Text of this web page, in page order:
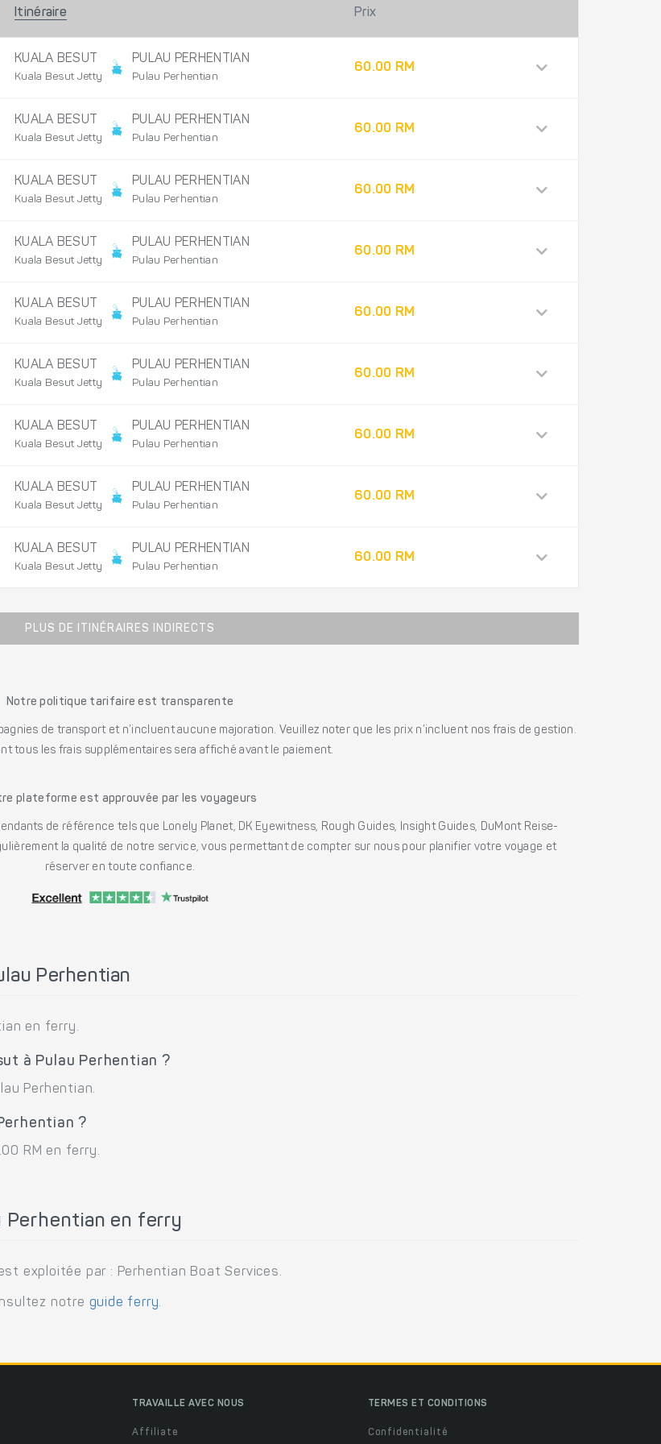
Itinéraire Prix
KUALA BESUT
Kuala Besut Jetty
PULAU PERHENTIAN
Pulau Perhentian
60.00 RM
KUALA BESUT
Kuala Besut Jetty
PULAU PERHENTIAN
Pulau Perhentian
60.00 RM
KUALA BESUT
Kuala Besut Jetty
PULAU PERHENTIAN
Pulau Perhentian
60.00 RM
KUALA BESUT
Kuala Besut Jetty
PULAU PERHENTIAN
Pulau Perhentian
60.00 RM
KUALA BESUT
Kuala Besut Jetty
PULAU PERHENTIAN
Pulau Perhentian
60.00 RM
KUALA BESUT
Kuala Besut Jetty
PULAU PERHENTIAN
Pulau Perhentian
60.00 RM
KUALA BESUT
Kuala Besut Jetty
PULAU PERHENTIAN
Pulau Perhentian
60.00 RM
KUALA BESUT
Kuala Besut Jetty
PULAU PERHENTIAN
Pulau Perhentian
60.00 RM
KUALA BESUT
Kuala Besut Jetty
PULAU PERHENTIAN
Pulau Perhentian
60.00 RM
PLUS DE ITINÉRAIRES INDIRECTS
Notre politique tarifaire est transparente
de transport et n’incluent aucune majoration. Veuillez noter que les prix n’incluent nos frais de gestion.
tous les frais supplémentaires sera affiché avant le paiement.
plateforme est approuvée par les voyageurs
de référence tels que Lonely Planet, DK Eyewitness, Rough Guides, Insight Guides, DuMont Reise-
la qualité de notre service, vous permettant de compter sur nous pour planifier votre voyage et
réserver en toute confiance.
Perhentian
en ferry.
à Pulau Perhentian ?
Perhentian.
?
RM en ferry.
Perhentian en ferry
exploitée par : Perhentian Boat Services.
notre guide ferry.
TRAVAILLE AVEC NOUS
Affiliate
TERMES ET CONDITIONS
Confidentialité